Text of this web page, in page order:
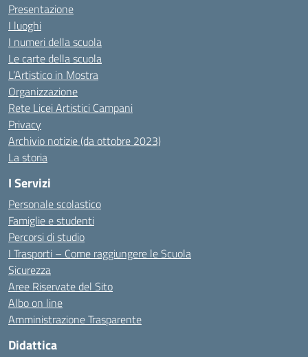
Presentazione
I luoghi
I numeri della scuola
Le carte della scuola
L’Artistico in Mostra
Organizzazione
Rete Licei Artistici Campani
Privacy
Archivio notizie (da ottobre 2023)
La storia
I Servizi
Personale scolastico
Famiglie e studenti
Percorsi di studio
I Trasporti – Come raggiungere le Scuola
Sicurezza
Aree Riservate del Sito
Albo on line
Amministrazione Trasparente
Didattica